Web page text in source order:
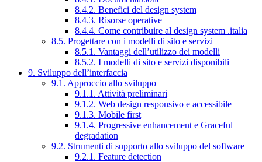
8.4.2. Benefici del design system
8.4.3. Risorse operative
8.4.4. Come contribuire al design system .italia
8.5. Progettare con i modelli di sito e servizi
8.5.1. Vantaggi dell’utilizzo dei modelli
8.5.2. I modelli di sito e servizi disponibili
9. Sviluppo dell’interfaccia
9.1. Approccio allo sviluppo
9.1.1. Attività preliminari
9.1.2. Web design responsivo e accessibile
9.1.3. Mobile first
9.1.4. Progressive enhancement e Graceful
degradation
9.2. Strumenti di supporto allo sviluppo del software
9.2.1. Feature detection